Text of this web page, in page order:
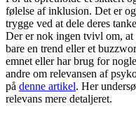
følelse af inklusion. Det er
trygge ved at dele deres
Der er nok ingen tvivl om,
bare en trend eller et
emnet eller har brug for
andre om relevansen af
på denne artikel. Her
relevans mere detaljeret.